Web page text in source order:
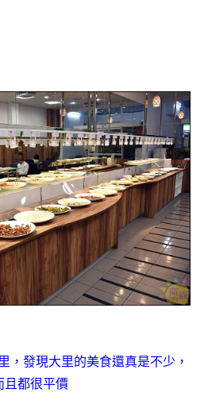
，發現大里的美食還真是不少，
且都很平價